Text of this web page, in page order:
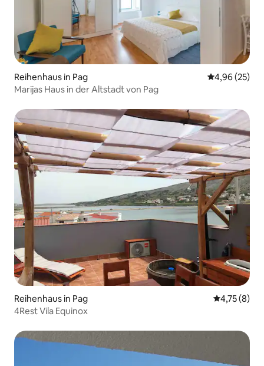
Reihenhaus in Pag
4,96 (25)
Marijas Haus in der Altstadt von Pag
Reihenhaus in Pag
4,75 (8)
4Rest Vila Equinox